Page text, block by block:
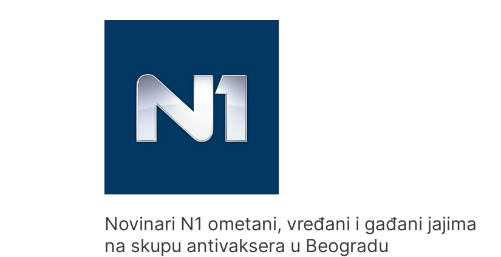
Novinari N1 ometani, vređani i gađani jajima
na skupu antivaksera u Beogradu